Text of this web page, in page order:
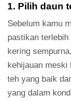
1. Pilih daun
Sebelum kamu
pastikan
kering
kehijauan meski
teh yang baik
yang dalam